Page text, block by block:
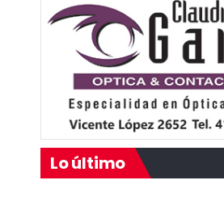
Lo último